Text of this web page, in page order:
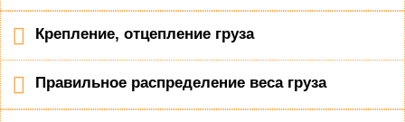
Крепление, отцепление груза
Правильное распределение веса груза